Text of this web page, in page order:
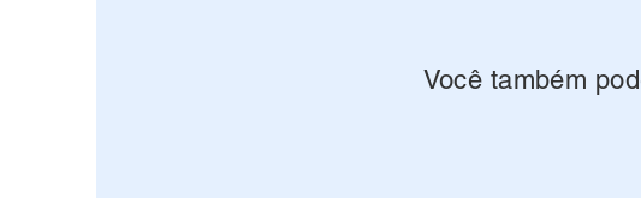
Você também